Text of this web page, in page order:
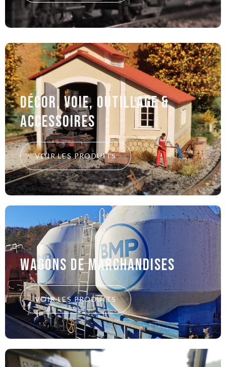
Décor, voie, outillage &
Accessoires
VOIR LES PRODUITS
Wagons de marchandises
VOIR LES PRODUITS